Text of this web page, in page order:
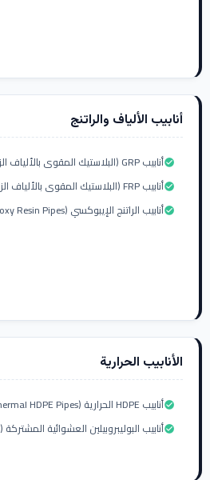
أنابيب الألياف والراتنج
أنابيب GRP (البلاستيك المقوى بالألياف الزجاجية)check_circle
أنابيب FRP (البلاستيك المقوى بالألياف الزجاجية)check_circle
أنابيب الراتنج الإيبوكسي (Epoxy Resin Pipes)check_circle
الأنابيب الحرارية
أنابيب HDPE الحرارية (Geothermal HDPE Pipes)check_circle
أنابيب البوليبروبيلين العشوائية المشتركة (PP-R)check_circle